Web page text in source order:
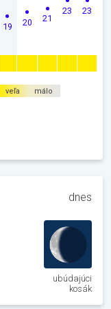
19 20 21
23 23
veľa málo
dnes
ubúdajúci
kosák